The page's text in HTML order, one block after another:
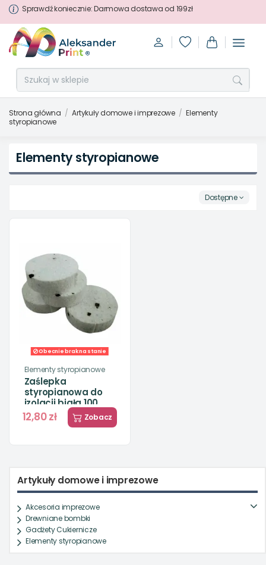
Sprawdź koniecznie: Darmowa dostawa od 199zł
Strona główna Artykuły domowe i imprezowe
Elementy
styropianowe
Elementy styropianowe
Dostępne
Obecnie brak na stanie
Elementy styropianowe
Zaślepka
styropianowa do
izolacji biała 100
szt.
12,80 zł Zobacz
Artykuły domowe i imprezowe
Akcesoria imprezowe
Drewniane bombki
Gadżety Cukiernicze
Elementy styropianowe